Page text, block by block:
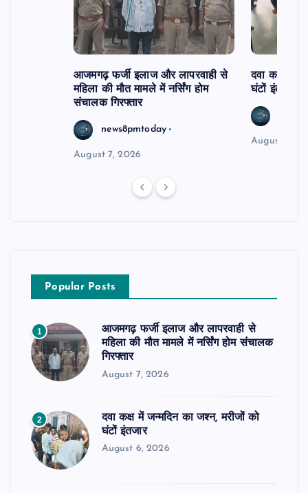
आजमगढ़ फर्जी इलाज और लापरवाही से
महिला की मौत मामले में नर्सिंग होम
संचालक गिरफ्तार
news8pmtoday
August 7, 2026
दवा कक्ष में
घंटों इंतजार
August 6,
Popular Posts
1
आजमगढ़ फर्जी इलाज और लापरवाही से
महिला की मौत मामले में नर्सिंग होम संचालक
गिरफ्तार
August 7, 2026
2
दवा कक्ष में जन्मदिन का जश्न, मरीजों को
घंटों इंतजार
August 6, 2026